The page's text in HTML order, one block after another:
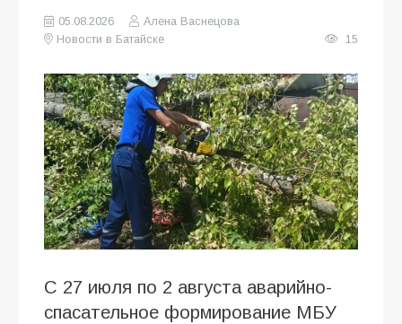
05.08.2026
Алена Васнецова
Новости в Батайске
15
С 27 июля по 2 августа аварийно-
спасательное формирование МБУ